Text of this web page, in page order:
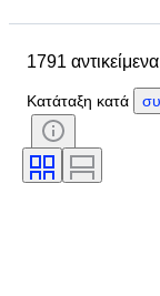
Αντικείμενο
Περίοδος
Θέμα
Χρώμα
1791 αντικείμενα
Κατάταξη κατά